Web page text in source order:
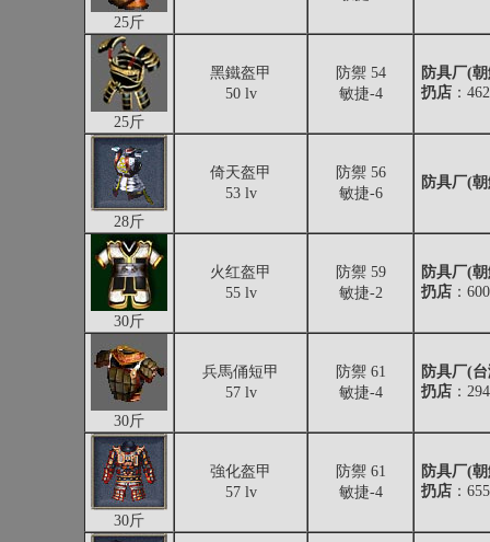
25斤
25斤
黑鐵盔甲
50 lv
防禦 54
敏捷-4
防具厂(
扔店 ：
28斤
倚天盔甲
53 lv
防禦 56
敏捷-6
防具厂(
30斤
火红盔甲
55 lv
防禦 59
敏捷-2
防具厂(
扔店 ：
30斤
兵馬俑短甲
57 lv
防禦 61
敏捷-4
防具厂(
扔店 ：
30斤
強化盔甲
57 lv
防禦 61
敏捷-4
防具厂(
扔店 ：